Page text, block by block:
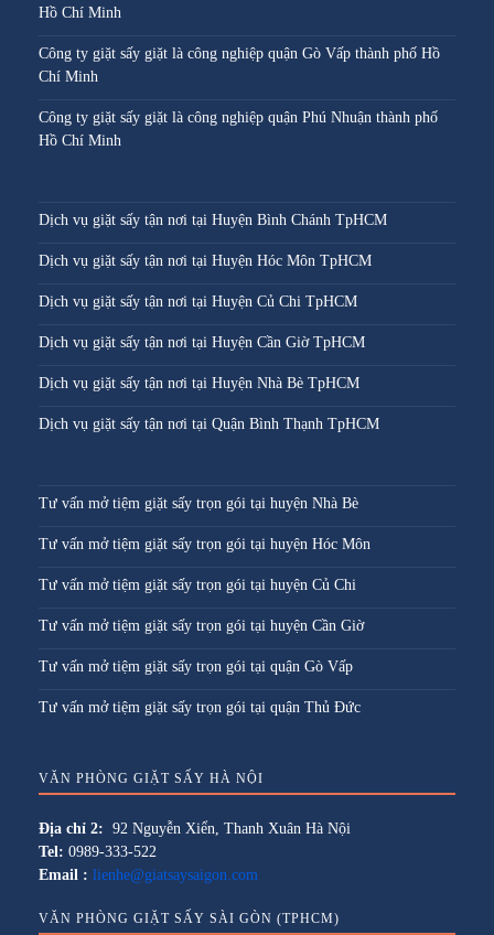
Hồ Chí Minh
Công ty giặt sấy giặt là công nghiệp quận Gò Vấp thành phố Hồ
Chí Minh
Công ty giặt sấy giặt là công nghiệp quận Phú Nhuận thành phố
Hồ Chí Minh
Dịch vụ giặt sấy tận nơi tại Huyện Bình Chánh TpHCM
Dịch vụ giặt sấy tận nơi tại Huyện Hóc Môn TpHCM
Dịch vụ giặt sấy tận nơi tại Huyện Củ Chi TpHCM
Dịch vụ giặt sấy tận nơi tại Huyện Cần Giờ TpHCM
Dịch vụ giặt sấy tận nơi tại Huyện Nhà Bè TpHCM
Dịch vụ giặt sấy tận nơi tại Quận Bình Thạnh TpHCM
Tư vấn mở tiệm giặt sấy trọn gói tại huyện Nhà Bè
Tư vấn mở tiệm giặt sấy trọn gói tại huyện Hóc Môn
Tư vấn mở tiệm giặt sấy trọn gói tại huyện Củ Chi
Tư vấn mở tiệm giặt sấy trọn gói tại huyện Cần Giờ
Tư vấn mở tiệm giặt sấy trọn gói tại quận Gò Vấp
Tư vấn mở tiệm giặt sấy trọn gói tại quận Thủ Đức
VĂN PHÒNG GIẶT SẤY HÀ NỘI
Địa chỉ 2: 92 Nguyễn Xiển, Thanh Xuân Hà Nội
Tel: 0989-333-522
Email : lienhe@giatsaysaigon.com
VĂN PHÒNG GIẶT SẤY SÀI GÒN (TPHCM)